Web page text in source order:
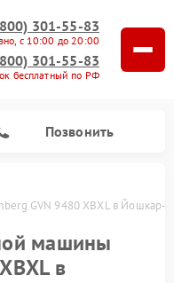
301-55-83
с 10:00 до 20:00
301-55-83
бесплатный по РФ
Позвонить
GVN 9480 XBXL в Йошкар-
машины
в